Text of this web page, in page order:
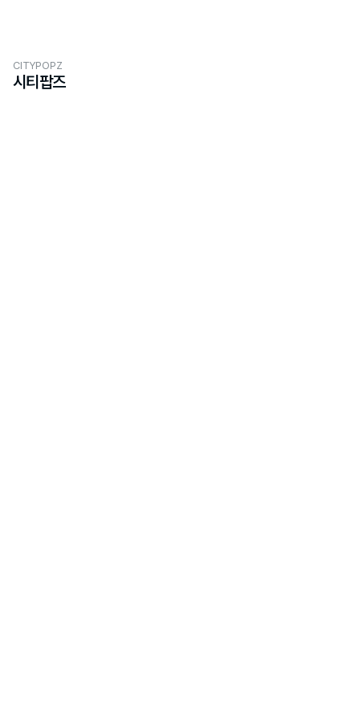
CITYPOPZ
시티팝즈